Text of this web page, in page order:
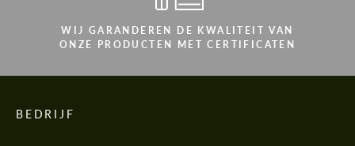
WIJ GARANDEREN DE KWALITEIT VAN
ONZE PRODUCTEN MET CERTIFICATEN
BEDRIJF